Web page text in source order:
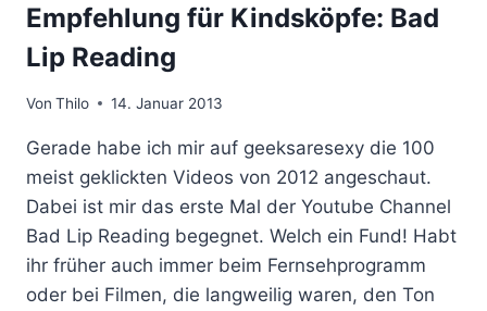
ENDE!
SOFORT!
Empfehlung für Kindsköpfe: Bad
Lip Reading
Von Thilo 14. Januar 2013
Gerade habe ich mir auf geeksaresexy die 100
meist geklickten Videos von 2012 angeschaut.
Dabei ist mir das erste Mal der Youtube Channel
Bad Lip Reading begegnet. Welch ein Fund! Habt
ihr früher auch immer beim Fernsehprogramm
oder bei Filmen, die langweilig waren, den Ton